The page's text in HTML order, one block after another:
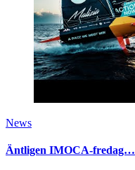
News
Äntligen IMOCA-fredag…